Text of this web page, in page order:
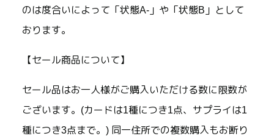
のは度合いによって「状態A-」や「状態B」として
おります。
【セール商品について】
セール品はお一人様がご購入いただける数に限数が
ございます。(カードは1種につき1点、サプライは1
種につき3点まで。) 同一住所での複数購入もお断り